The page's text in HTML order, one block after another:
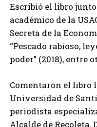
Escribió el libro
académico de la
Secreta de la
“Pescado rabioso,
poder” (2018), entre
Comentaron el libro
Universidad de
periodista
Alcalde de Recoleta,